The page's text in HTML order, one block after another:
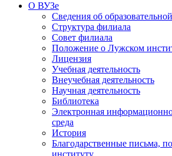
О ВУЗе
Сведения об
Структура филиала
Совет филиала
Положение о Лужском
Лицензия
Учебная деятельность
Внеучебная деятельность
Научная деятельность
Библиотека
Электронная
среда
История
Благодарственные письма,
институту